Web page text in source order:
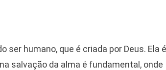
humano, que é criada por Deus. Ela é
salvação da alma é fundamental, onde